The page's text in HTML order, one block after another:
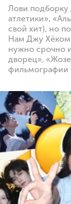
Лови подборку
атлетики»,
свой хит), но
Нам Джу
нужно срочно
дворец»,
фильмографии